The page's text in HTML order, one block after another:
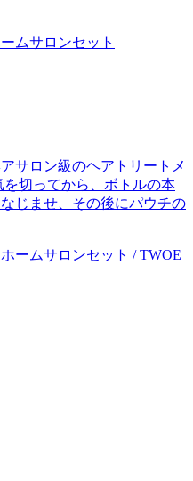
ムサロンセット
サロン級のヘアトリートメ
切ってから、ボトルの本
じませ、その後にパウチの